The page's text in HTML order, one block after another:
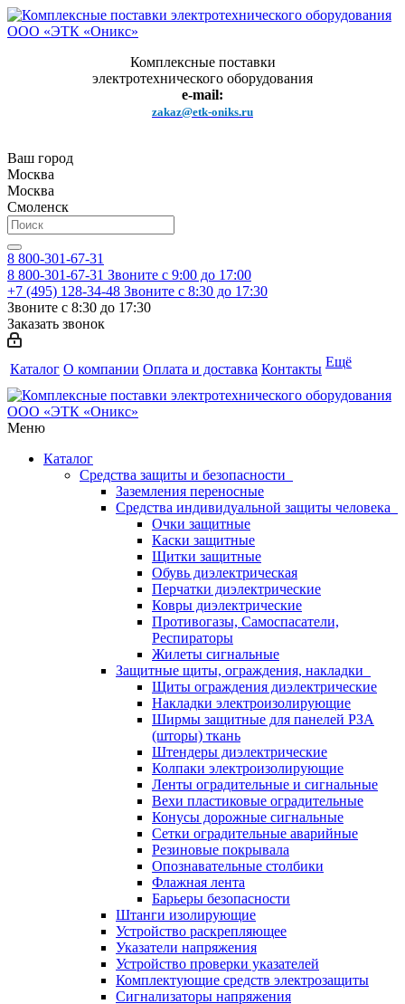
Комплексные поставки
электротехнического оборудования
e-mail:
zakaz@etk-oniks.ru
Ваш город
Москва
Москва
Смоленск
8 800-301-67-31
8 800-301-67-31 Звоните с 9:00 до 17:00
+7 (495) 128-34-48 Звоните с 8:30 до 17:30
Звоните с 8:30 до 17:30
Заказать звонок
Каталог О компании Оплата и доставка Контакты Ещё
Меню
Каталог
Средства защиты и безопасности
Заземления переносные
Средства индивидуальной защиты человека
Очки защитные
Каски защитные
Щитки защитные
Обувь диэлектрическая
Перчатки диэлектрические
Ковры диэлектрические
Противогазы, Самоспасатели,
Респираторы
Жилеты сигнальные
Защитные щиты, ограждения, накладки
Щиты ограждения диэлектрические
Накладки электроизолирующие
Ширмы защитные для панелей РЗА
(шторы) ткань
Штендеры диэлектрические
Колпаки электроизолирующие
Ленты оградительные и сигнальные
Вехи пластиковые оградительные
Конусы дорожные сигнальные
Сетки оградительные аварийные
Резиновые покрывала
Опознавательные столбики
Флажная лента
Барьеры безопасности
Штанги изолирующие
Устройство раскрепляющее
Указатели напряжения
Устройство проверки указателей
Комплектующие средств электрозащиты
Сигнализаторы напряжения